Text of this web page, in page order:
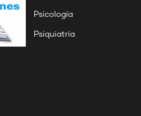
Psicología
Psiquiatría